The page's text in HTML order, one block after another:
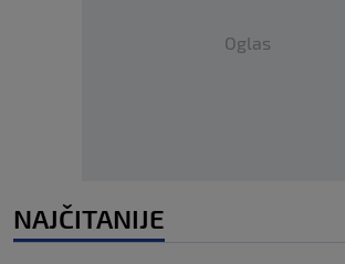
Oglas
NAJČITANIJE